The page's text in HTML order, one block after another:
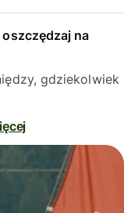
oszczędzaj na
gdziekolwiek